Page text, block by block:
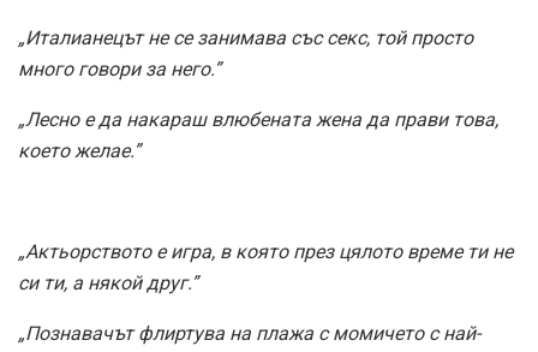
„Италианецът не се занимава със секс, той просто
много говори за него.”
„Лесно е да накараш влюбената жена да прави това,
което желае.”
„Актьорството е игра, в която през цялото време ти не
си ти, а някой друг.”
„Познавачът флиртува на плажа с момичето с най-